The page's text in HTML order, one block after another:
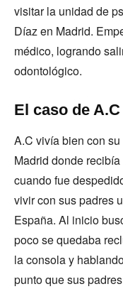
visitar la unidad de
Díaz en Madrid.
médico, logrando
odontológico.
El caso de A.C
A.C vivía bien con
Madrid donde
cuando fue
vivir con sus padres
España. Al inicio
poco se quedaba
la consola y
punto que sus